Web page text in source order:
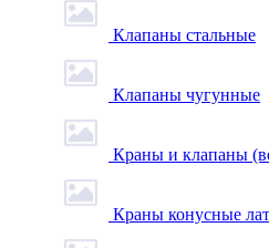
Клапаны стальные
Клапаны чугунные
Краны и клапаны
Краны конусные